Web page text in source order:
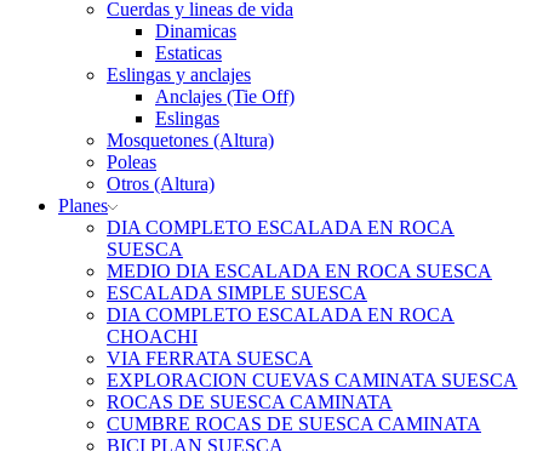
Cuerdas y lineas de vida
Dinamicas
Estaticas
Eslingas y anclajes
Anclajes (Tie Off)
Eslingas
Mosquetones (Altura)
Poleas
Otros (Altura)
Planes
DIA COMPLETO ESCALADA EN ROCA
SUESCA
MEDIO DIA ESCALADA EN ROCA SUESCA
ESCALADA SIMPLE SUESCA
DIA COMPLETO ESCALADA EN ROCA
CHOACHI
VIA FERRATA SUESCA
EXPLORACION CUEVAS CAMINATA SUESCA
ROCAS DE SUESCA CAMINATA
CUMBRE ROCAS DE SUESCA CAMINATA
BICI PLAN SUESCA